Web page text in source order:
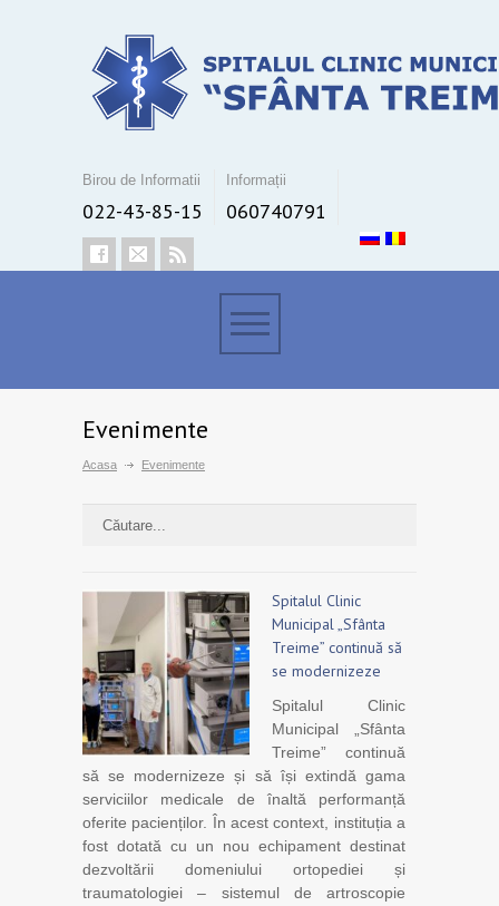
Birou de Informatii
022-43-85-15
Informații
060740791
Evenimente
Acasa Evenimente
Spitalul Clinic
Municipal „Sfânta
Treime” continuă să
se modernizeze
Spitalul Clinic
Municipal „Sfânta
Treime” continuă
să se modernizeze și să își extindă gama
serviciilor medicale de înaltă performanță
oferite pacienților. În acest context, instituția a
fost dotată cu un nou echipament destinat
dezvoltării domeniului ortopediei și
traumatologiei – sistemul de artroscopie